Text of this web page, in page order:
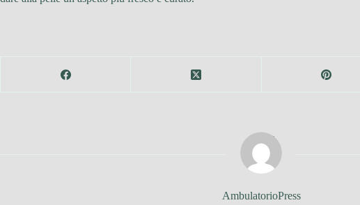
AmbulatorioPress